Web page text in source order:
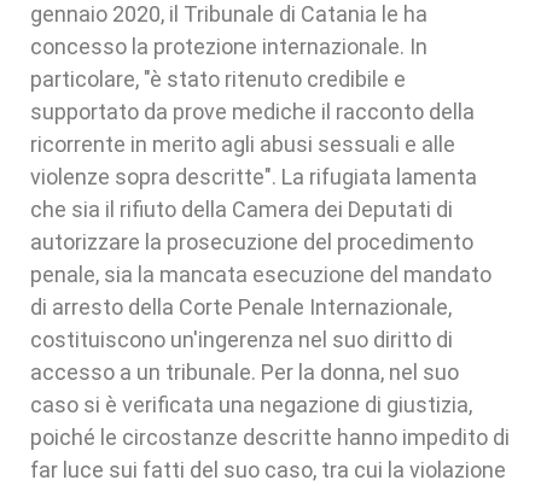
gennaio 2020, il Tribunale di Catania le ha
concesso la protezione internazionale. In
particolare, "è stato ritenuto credibile e
supportato da prove mediche il racconto della
ricorrente in merito agli abusi sessuali e alle
violenze sopra descritte". La rifugiata lamenta
che sia il rifiuto della Camera dei Deputati di
autorizzare la prosecuzione del procedimento
penale, sia la mancata esecuzione del mandato
di arresto della Corte Penale Internazionale,
costituiscono un'ingerenza nel suo diritto di
accesso a un tribunale. Per la donna, nel suo
caso si è verificata una negazione di giustizia,
poiché le circostanze descritte hanno impedito di
far luce sui fatti del suo caso, tra cui la violazione